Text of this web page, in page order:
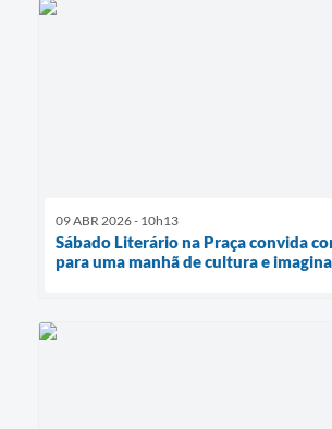
09 ABR 2026 - 10h13
Sábado Literário na Praça convida
para uma manhã de cultura e